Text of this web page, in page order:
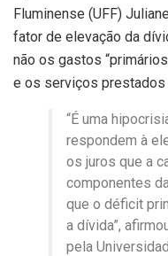
Fluminense (UFF)
fator de elevação da
não os gastos
e os serviços prestados
“É uma
respondem à
os juros que a
componentes
que o déficit
a dívida”,
pela